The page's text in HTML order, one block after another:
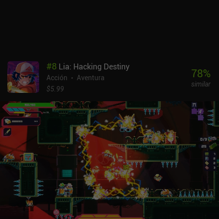
anuncios incentivados para conseguir más caparazones y
anuncios forzados muy raros.Aunque el juego se acaba rápido, es
fácilmente uno de los mejores dentro del género.
#8 Lia: Hacking Destiny
Acción
Aventura
$5.99
78%
similar